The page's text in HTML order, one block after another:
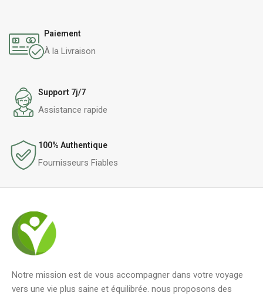
Paiement
À la Livraison
Support 7j/7
Assistance rapide
100% Authentique
Fournisseurs Fiables
Notre mission est de vous accompagner dans votre voyage
vers une vie plus saine et équilibrée. nous proposons des